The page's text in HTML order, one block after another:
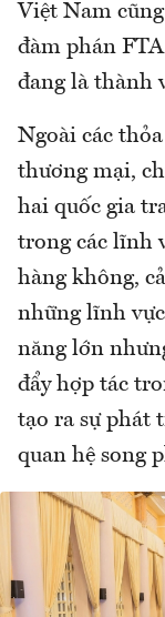
Việt Nam
đàm phán
đang là thành
Ngoài các
thương mại,
hai quốc gia
trong các lĩnh
hàng không,
những lĩnh
năng lớn
đẩy hợp tác
tạo ra sự phát
quan hệ song